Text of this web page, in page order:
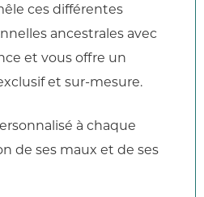
ces différentes
ancestrales avec
et vous offre un
et sur-mesure.
à chaque
de ses maux et de ses